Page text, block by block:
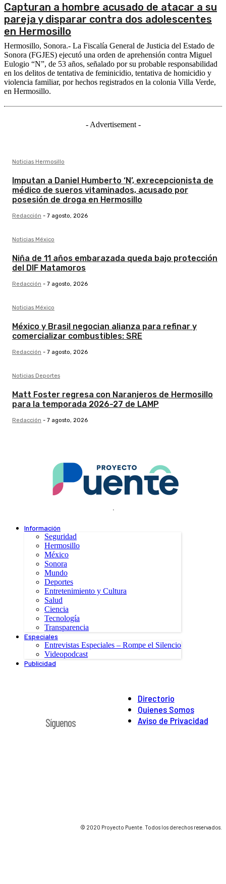
Capturan a hombre acusado de atacar a su
pareja y disparar contra dos adolescentes
en Hermosillo
Hermosillo, Sonora.- La Fiscalía General de Justicia del Estado de
Sonora (FGJES) ejecutó una orden de aprehensión contra Miguel
Eulogio “N”, de 53 años, señalado por su probable responsabilidad
en los delitos de tentativa de feminicidio, tentativa de homicidio y
violencia familiar, por hechos registrados en la colonia Villa Verde,
en Hermosillo.
- Advertisement -
Noticias Hermosillo
Imputan a Daniel Humberto ‘N’, exrecepcionista de
médico de sueros vitaminados, acusado por
posesión de droga en Hermosillo
Redacción - 7 agosto, 2026
Noticias México
Niña de 11 años embarazada queda bajo protección
del DIF Matamoros
Redacción - 7 agosto, 2026
Noticias México
México y Brasil negocian alianza para refinar y
comercializar combustibles: SRE
Redacción - 7 agosto, 2026
Noticias Deportes
Matt Foster regresa con Naranjeros de Hermosillo
para la temporada 2026-27 de LAMP
Redacción - 7 agosto, 2026
.
Información
Seguridad
Hermosillo
México
Sonora
Mundo
Deportes
Entretenimiento y Cultura
Salud
Ciencia
Tecnología
Transparencia
Especiales
Entrevistas Especiales – Rompe el Silencio
Videopodcast
Publicidad
Directorio
Quienes Somos
Aviso de Privacidad
Síguenos
© 2020 Proyecto Puente. Todos los derechos reservados.